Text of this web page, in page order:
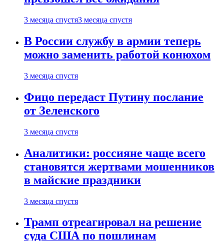
3 месяца спустя3 месяца спустя
В России службу в армии теперь
можно заменить работой конюхом
3 месяца спустя
Фицо передаст Путину послание
от Зеленского
3 месяца спустя
Аналитики: россияне чаще всего
становятся жертвами мошенников
в майские праздники
3 месяца спустя
Трамп отреагировал на решение
суда США по пошлинам